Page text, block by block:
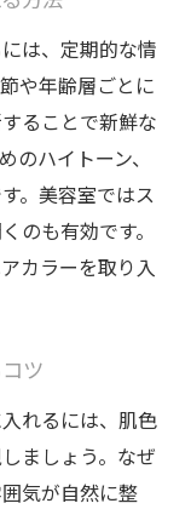
は、定期的な情
や年齢層ごとに
ることで新鮮な
のハイトーン、
。美容室ではス
のも有効です。
カラーを取り入
ツ
れるには、肌色
ましょう。なぜ
気が自然に整